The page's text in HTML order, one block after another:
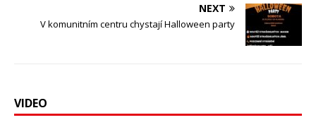
NEXT
V komunitním centru chystají Halloween party
VIDEO